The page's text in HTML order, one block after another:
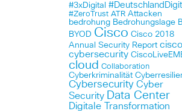
#3xDigital
#ZeroTrust ATR Attacken
bedrohung Bedrohungslage
BYOD Cisco Cisco 2018
Annual Security Report cisco
cybersecurity
cloud Collaboration
Cyberkriminalität
Cybersecurity Cyber
Security Data Center
Digitale Transformation